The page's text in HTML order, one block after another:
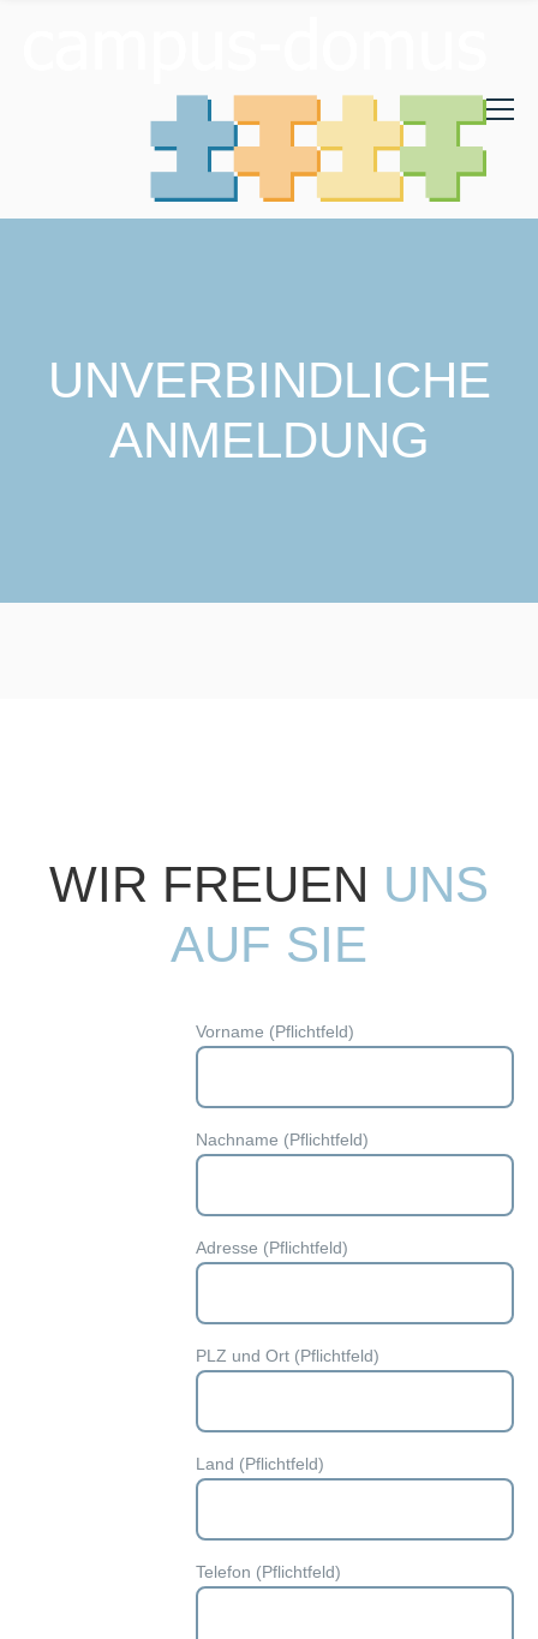
UNVERBINDLICHE
ANMELDUNG
WIR FREUEN UNS
AUF SIE
Vorname (Pflichtfeld)
Nachname (Pflichtfeld)
Adresse (Pflichtfeld)
PLZ und Ort (Pflichtfeld)
Land (Pflichtfeld)
Telefon (Pflichtfeld)